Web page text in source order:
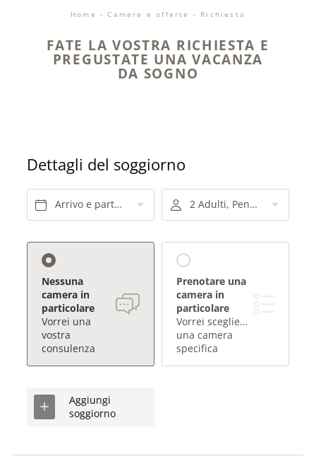
Home -Camere e offerte - Richiesta
FATE LA VOSTRA RICHIESTA E
PREGUSTATE UNA VACANZA
DA SOGNO
Dettagli del soggiorno
Arrivo e partenza* 2 Adulti, Pensione a tre quarti
Nessuna
camera in
particolare
Vorrei una
vostra
consulenza
Prenotare una
camera in
particolare
Vorrei scegliere
una camera
specifica
Aggiungi
soggiorno